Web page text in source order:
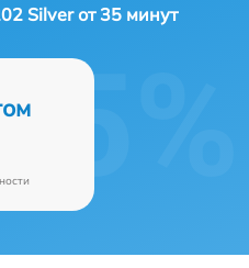
Silver от 35 минут